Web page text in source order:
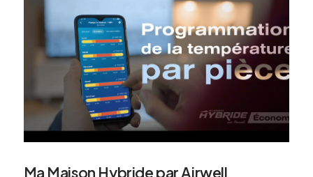
Ma Maison Hybride par Airwell